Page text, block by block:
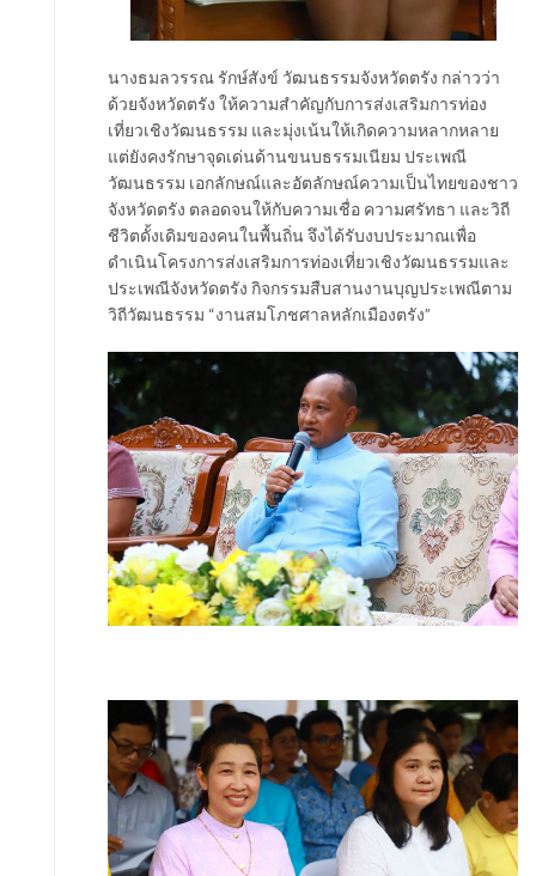
นางธมลวรรณ รักษ์สังข์ วัฒนธรรมจังหวัดตรัง กล่าวว่า
ด้วยจังหวัดตรัง ให้ความสำคัญกับการส่งเสริมการท่อง
เที่ยวเชิงวัฒนธรรม และมุ่งเน้นให้เกิดความหลากหลาย
แต่ยังคงรักษาจุดเด่นด้านขนบธรรมเนียม ประเพณี
วัฒนธรรม เอกลักษณ์และอัตลักษณ์ความเป็นไทยของชาว
จังหวัดตรัง ตลอดจนให้กับความเชื่อ ความศรัทธา และวิถี
ชีวิตดั้งเดิมของคนในพื้นถิ่น จึงได้รับงบประมาณเพื่อ
ดำเนินโครงการส่งเสริมการท่องเที่ยวเชิงวัฒนธรรมและ
ประเพณีจังหวัดตรัง กิจกรรมสืบสานงานบุญประเพณีตาม
วิถีวัฒนธรรม “งานสมโภชศาลหลักเมืองตรัง”